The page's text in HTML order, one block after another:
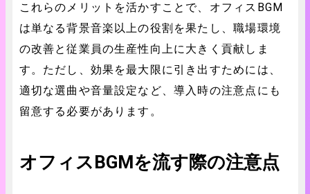
これらのメリットを活かすことで、オフィスBGM
は単なる背景音楽以上の役割を果たし、職場環境
の改善と従業員の生産性向上に大きく貢献しま
す。ただし、効果を最大限に引き出すためには、
適切な選曲や音量設定など、導入時の注意点にも
留意する必要があります。
オフィスBGMを流す際の注意点